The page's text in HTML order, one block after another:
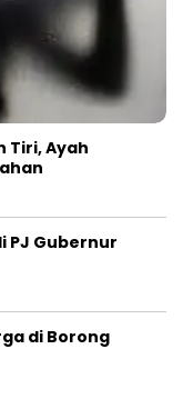
Tiri, Ayah
PJ Gubernur
di Borong